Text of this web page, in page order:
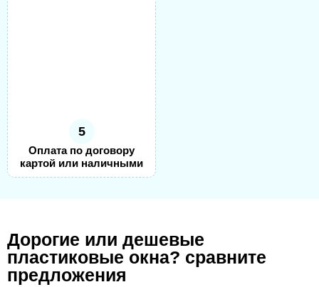
5
Оплата по договору
картой или наличными
Дорогие или дешевые
пластиковые окна? сравните
предложения